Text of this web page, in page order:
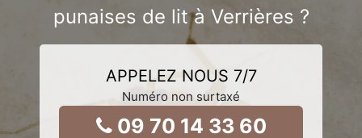
punaises de lit à Verrières ?
APPELEZ NOUS 7/7
Numéro non surtaxé
09 70 14 33 60